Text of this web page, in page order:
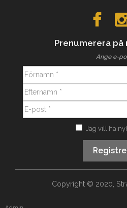
Prenumerera på
Ange e-
Jag vill ha
Copyright © 2020,